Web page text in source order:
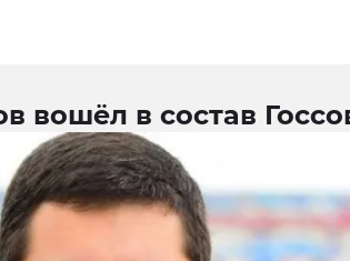
вошёл в состав